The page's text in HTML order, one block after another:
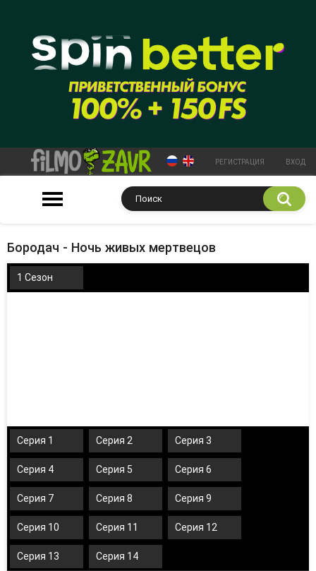
РЕГИСТРАЦИЯ ВХОД
Бородач - Ночь живых мертвецов
1 Сезон
Серия 1 Серия 2 Серия 3
Серия 4 Серия 5 Серия 6
Серия 7 Серия 8 Серия 9
Серия 10 Серия 11 Серия 12
Серия 13 Серия 14